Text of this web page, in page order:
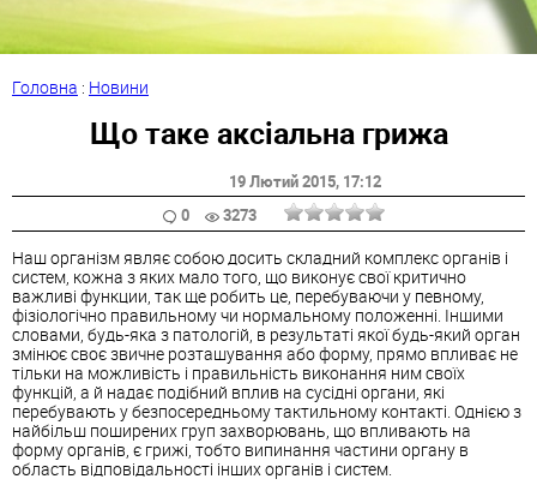
Головна : Новини
Що таке аксіальна грижа
19 Лютий 2015, 17:12
0
3273
Наш організм являє собою досить складний комплекс органів і
систем, кожна з яких мало того, що виконує свої критично
важливі функции, так ще робить це, перебуваючи у певному,
фізіологічно правильному чи нормальному положенні. Іншими
словами, будь-яка з патологій, в результаті якої будь-який орган
змінює своє звичне розташування або форму, прямо впливає не
тільки на можливість і правильність виконання ним своїх
функцій, а й надає подібний вплив на сусідні органи, які
перебувають у безпосередньому тактильному контакті. Однією з
найбільш поширених груп захворювань, що впливають на
форму органів, є грижі, тобто випинання частини органу в
область відповідальності інших органів і систем.